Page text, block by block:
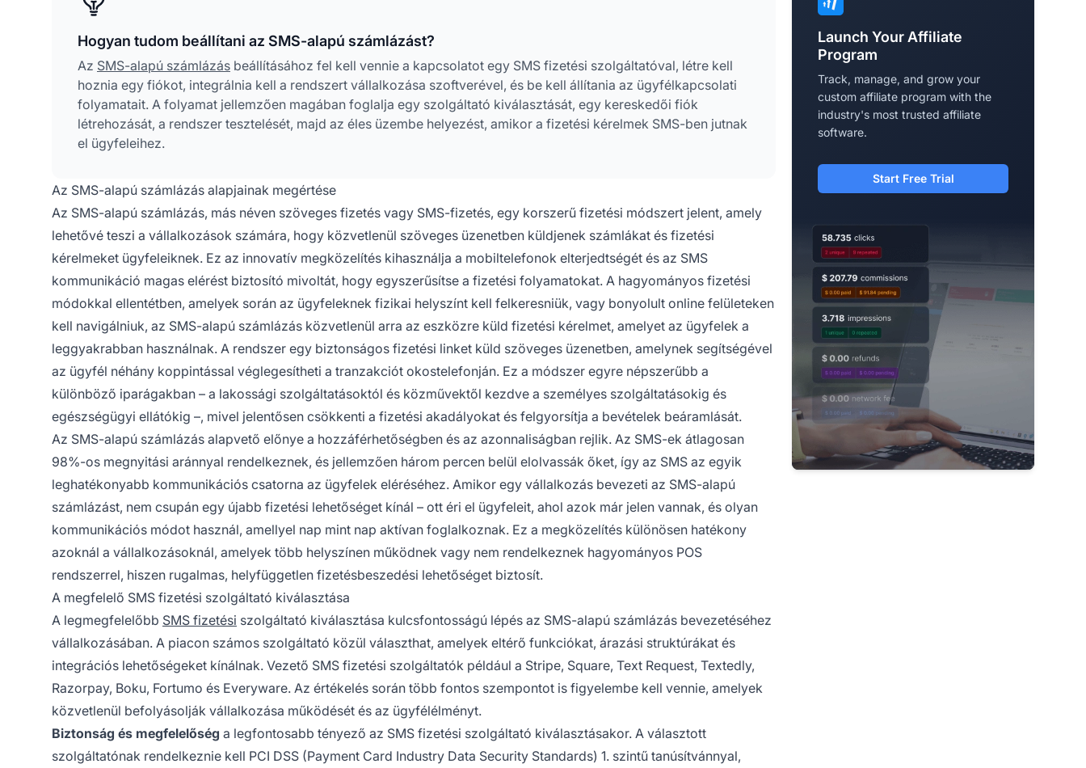
Hogyan tudom beállítani az SMS-alapú számlázást?
Az SMS-alapú számlázás beállításához fel kell vennie a kapcsolatot egy SMS fizetési szolgáltatóval, létre kell
hoznia egy fiókot, integrálnia kell a rendszert vállalkozása szoftverével, és be kell állítania az ügyfélkapcsolati
folyamatait. A folyamat jellemzően magában foglalja egy szolgáltató kiválasztását, egy kereskedői fiók
létrehozását, a rendszer tesztelését, majd az éles üzembe helyezést, amikor a fizetési kérelmek SMS-ben jutnak
el ügyfeleihez.
Az SMS-alapú számlázás alapjainak megértése
Az SMS-alapú számlázás, más néven szöveges fizetés vagy SMS-fizetés, egy korszerű fizetési módszert jelent, amely
lehetővé teszi a vállalkozások számára, hogy közvetlenül szöveges üzenetben küldjenek számlákat és fizetési
kérelmeket ügyfeleiknek. Ez az innovatív megközelítés kihasználja a mobiltelefonok elterjedtségét és az SMS
kommunikáció magas elérést biztosító mivoltát, hogy egyszerűsítse a fizetési folyamatokat. A hagyományos fizetési
módokkal ellentétben, amelyek során az ügyfeleknek fizikai helyszínt kell felkeresniük, vagy bonyolult online felületeken
kell navigálniuk, az SMS-alapú számlázás közvetlenül arra az eszközre küld fizetési kérelmet, amelyet az ügyfelek a
leggyakrabban használnak. A rendszer egy biztonságos fizetési linket küld szöveges üzenetben, amelynek segítségével
az ügyfél néhány koppintással véglegesítheti a tranzakciót okostelefonján. Ez a módszer egyre népszerűbb a
különböző iparágakban – a lakossági szolgáltatásoktól és közművektől kezdve a személyes szolgáltatásokig és
egészségügyi ellátókig –, mivel jelentősen csökkenti a fizetési akadályokat és felgyorsítja a bevételek beáramlását.
Az SMS-alapú számlázás alapvető előnye a hozzáférhetőségben és az azonnaliságban rejlik. Az SMS-ek átlagosan
98%-os megnyitási aránnyal rendelkeznek, és jellemzően három percen belül elolvassák őket, így az SMS az egyik
leghatékonyabb kommunikációs csatorna az ügyfelek eléréséhez. Amikor egy vállalkozás bevezeti az SMS-alapú
számlázást, nem csupán egy újabb fizetési lehetőséget kínál – ott éri el ügyfeleit, ahol azok már jelen vannak, és olyan
kommunikációs módot használ, amellyel nap mint nap aktívan foglalkoznak. Ez a megközelítés különösen hatékony
azoknál a vállalkozásoknál, amelyek több helyszínen működnek vagy nem rendelkeznek hagyományos POS
rendszerrel, hiszen rugalmas, helyfüggetlen fizetésbeszedési lehetőséget biztosít.
A megfelelő SMS fizetési szolgáltató kiválasztása
A legmegfelelőbb SMS fizetési szolgáltató kiválasztása kulcsfontosságú lépés az SMS-alapú számlázás bevezetéséhez
vállalkozásában. A piacon számos szolgáltató közül választhat, amelyek eltérő funkciókat, árazási struktúrákat és
integrációs lehetőségeket kínálnak. Vezető SMS fizetési szolgáltatók például a Stripe, Square, Text Request, Textedly,
Razorpay, Boku, Fortumo és Everyware. Az értékelés során több fontos szempontot is figyelembe kell vennie, amelyek
közvetlenül befolyásolják vállalkozása működését és az ügyfélélményt.
Biztonság és megfelelőség a legfontosabb tényező az SMS fizetési szolgáltató kiválasztásakor. A választott
szolgáltatónak rendelkeznie kell PCI DSS (Payment Card Industry Data Security Standards) 1. szintű tanúsítvánnyal,
Launch Your Affiliate
Program
Track, manage, and grow your
custom affiliate program with the
industry's most trusted affiliate
software.
Start Free Trial